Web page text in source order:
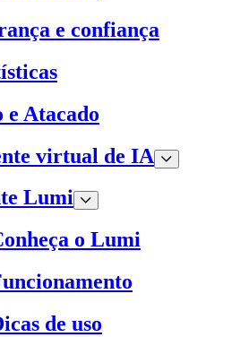
e confiança
e Atacado
virtual de IA
Lumi
o Lumi
de uso